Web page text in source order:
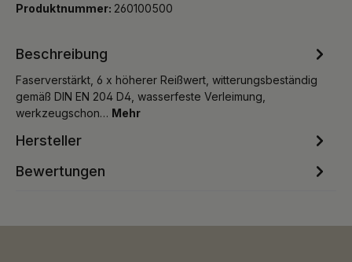
Produktnummer: 260100500
Beschreibung
Faserverstärkt, 6 x höherer Reißwert, witterungsbeständig
gemäß DIN EN 204 D4, wasserfeste Verleimung,
werkzeugschon… Mehr
Hersteller
Bewertungen